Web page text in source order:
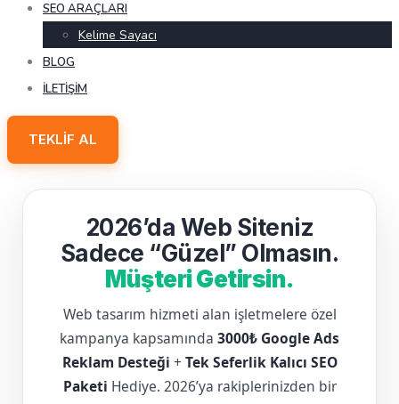
SEO ARAÇLARI
Kelime Sayacı
BLOG
İLETIŞIM
TEKLIF AL
2026’da Web Siteniz
Sadece “Güzel” Olmasın.
Müşteri Getirsin.
Web tasarım hizmeti alan işletmelere özel
kampanya kapsamında 3000₺ Google Ads
Reklam Desteği + Tek Seferlik Kalıcı SEO
Paketi Hediye. 2026’ya rakiplerinizden bir